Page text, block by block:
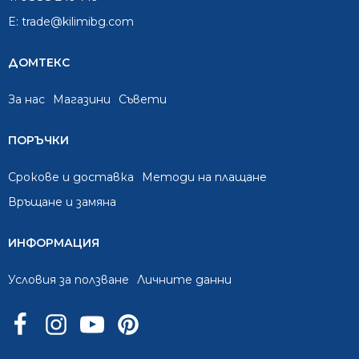
E: trade@kilimibg.com
ДОМТЕКС
За нас Mагазини Съвети
ПОРЪЧКИ
Срокове и доставка
Методи на плащане
Връщане и замяна
ИНФОРМАЦИЯ
Условия за ползване Личните данни